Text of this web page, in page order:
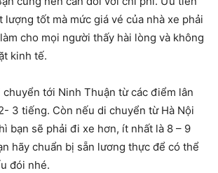
lượng tốt mà mức giá vé của nhà xe phải
cho mọi người thấy hài lòng và không
kinh tế.
tới Ninh Thuận từ các điểm lân
3 tiếng. Còn nếu di chuyển từ Hà Nội
bạn sẽ phải đi xe hơn, ít nhất là 8 – 9
hãy chuẩn bị sẵn lương thực để có thể
đói nhé.